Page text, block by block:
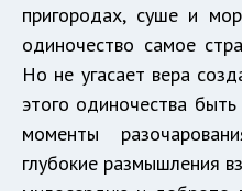
пригородах, суше и
одиночество самое
Но не угасает вера
этого одиночества
моменты
глубокие размышления